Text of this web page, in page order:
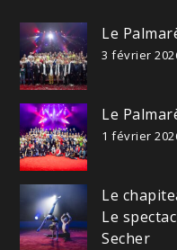
Le
3 février
Le
1 février
Le
Le
Secher